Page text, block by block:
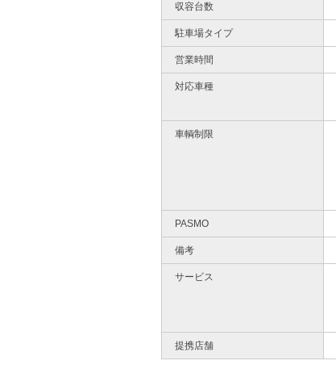
収容台数
駐車場タイプ
営業時間
対応車種
車輌制限
PASMO
備考
サービス
提携店舗